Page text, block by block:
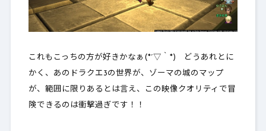
これもこっちの方が好きかなぁ(*´▽｀*) どうあれとに
かく、あのドラクエ3の世界が、ゾーマの城のマップ
が、範囲に限りあるとは言え、この映像クオリティで冒
険できるのは衝撃過ぎです！！